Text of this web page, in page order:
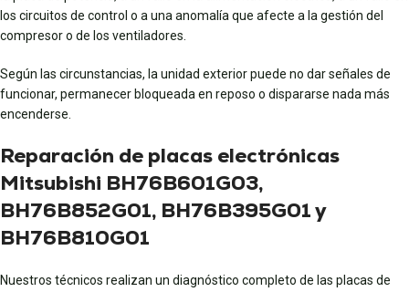
los circuitos de control o a una anomalía que afecte a la gestión del
compresor o de los ventiladores.
Según las circunstancias, la unidad exterior puede no dar señales de
funcionar, permanecer bloqueada en reposo o dispararse nada más
encenderse.
Reparación de placas electrónicas
Mitsubishi BH76B601G03,
BH76B852G01, BH76B395G01 y
BH76B810G01
Nuestros técnicos realizan un diagnóstico completo de las placas de